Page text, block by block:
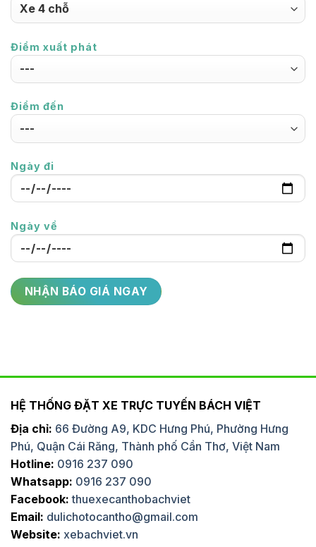
Điểm xuất phát
Điểm đến
Ngày đi
Ngày về
HỆ THỐNG ĐẶT XE TRỰC TUYẾN BÁCH VIỆT
Địa chỉ: 66 Đường A9, KDC Hưng Phú, Phường Hưng
Phú, Quận Cái Răng, Thành phố Cần Thơ, Việt Nam
Hotline: 0916 237 090
Whatsapp: 0916 237 090
Facebook: thuexecanthobachviet
Email: dulichotocantho@gmail.com
Website: xebachviet.vn